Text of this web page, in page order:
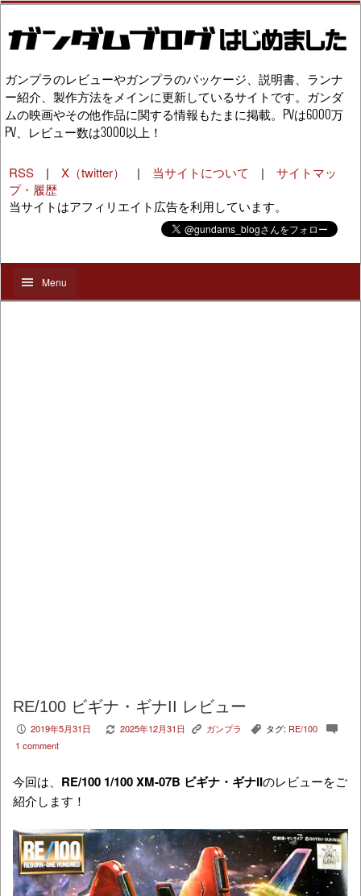
ガンプラのレビューやガンプラのパッケージ、説明書、ランナ
ー紹介、製作方法をメインに更新しているサイトです。ガンダ
ムの映画やその他作品に関する情報もたまに掲載。PVは6000万
PV、レビュー数は3000以上！
RSS | X（twitter） | 当サイトについて | サイトマッ
プ・履歴
当サイトはアフィリエイト広告を利用しています。
Menu
RE/100 ビギナ・ギナII レビュー
P 2019年5月31日 V 2025年12月31日 K ガンプラ , タグ: RE/100 c
1 comment
今回は、 RE/100 1/100XM-07B ビギナ・ギナIIのレビューをご
紹介します！